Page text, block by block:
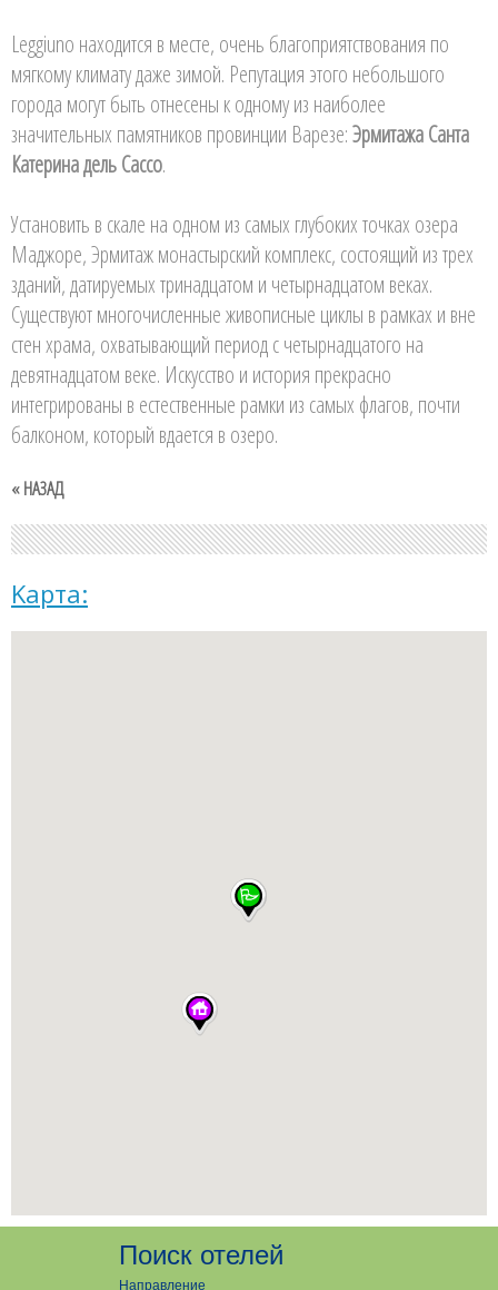
Leggiuno находится в месте, очень благоприятствования по
мягкому климату даже зимой. Репутация этого небольшого
города могут быть отнесены к одному из наиболее
значительных памятников провинции Варезе:Эрмитажа Санта
Катерина дель Сассо.
Установить в скале на одном из самых глубоких точках озера
Маджоре, Эрмитаж монастырский комплекс, состоящий из трех
зданий, датируемых тринадцатом и четырнадцатом веках.
Существуют многочисленные живописные циклы в рамках и вне
стен храма, охватывающий период с четырнадцатого на
девятнадцатом веке. Искусство и история прекрасно
интегрированы в естественные рамки из самых флагов, почти
балконом, который вдается в озеро.
« НАЗАД
Kарта: